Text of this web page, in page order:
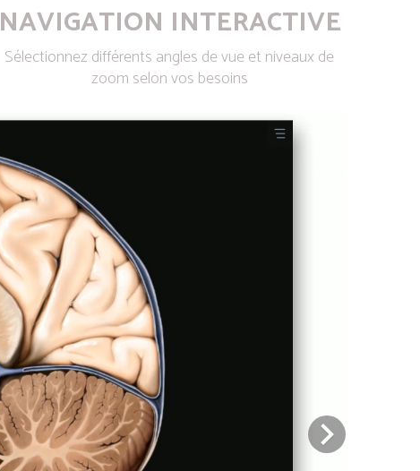
NAVIGATION INTERACTIVE
Sélectionnez différents angles de vue et niveaux de
zoom selon vos besoins